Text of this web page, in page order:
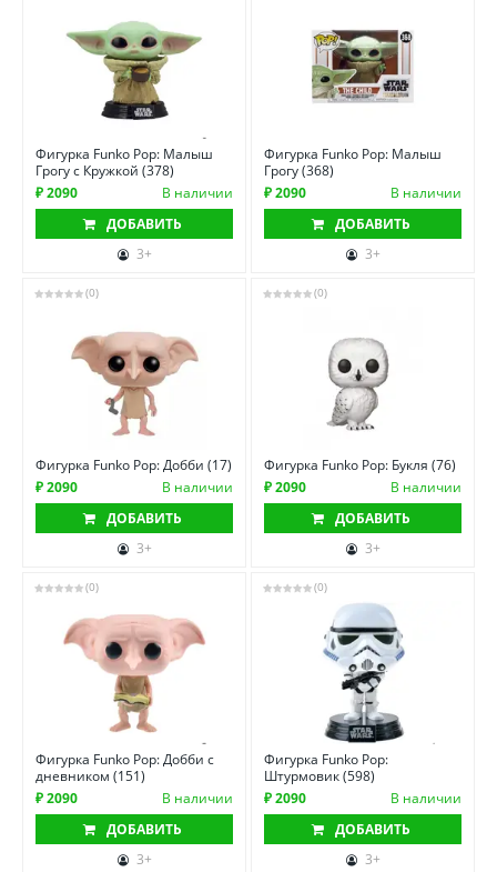
Фигурка Funko Pop: Малыш
Грогу с Кружкой (378)
₽ 2090
В наличии
ДОБАВИТЬ
3+
Фигурка Funko Pop: Малыш
Грогу (368)
₽ 2090
В наличии
ДОБАВИТЬ
3+
(0)
Фигурка Funko Pop: Добби (17)
₽ 2090
В наличии
ДОБАВИТЬ
3+
(0)
Фигурка Funko Pop: Букля (76)
₽ 2090
В наличии
ДОБАВИТЬ
3+
(0)
Фигурка Funko Pop: Добби с
дневником (151)
₽ 2090
В наличии
ДОБАВИТЬ
3+
(0)
Фигурка Funko Pop:
Штурмовик (598)
₽ 2090
В наличии
ДОБАВИТЬ
3+